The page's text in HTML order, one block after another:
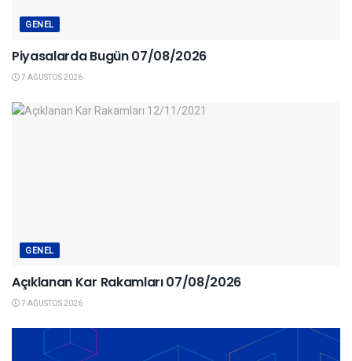
GENEL
Piyasalarda Bugün 07/08/2026
7 AĞUSTOS 2026
GENEL
Açıklanan Kar Rakamları 07/08/2026
7 AĞUSTOS 2026